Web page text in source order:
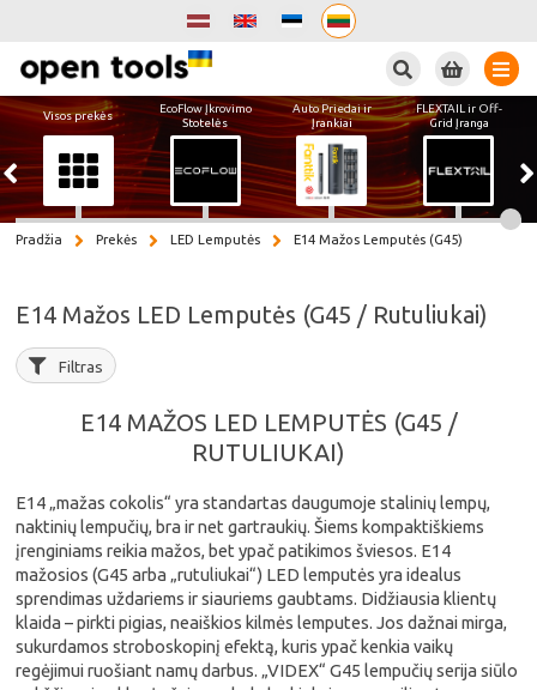
Visos prekės
EcoFlow Įkrovimo
Stotelės
Auto Priedai ir
Įrankiai
FLEXTAIL ir Off-
Grid Įranga
Pradžia Prekės LED Lemputės E14 Mažos Lemputės (G45)
E14 Mažos LED Lemputės (G45 / Rutuliukai)
Filtras
E14 MAŽOS LED LEMPUTĖS (G45 /
RUTULIUKAI)
E14 „mažas cokolis“ yra standartas daugumoje stalinių lempų,
naktinių lempučių, bra ir net gartraukių. Šiems kompaktiškiems
įrenginiams reikia mažos, bet ypač patikimos šviesos. E14
mažosios (G45 arba „rutuliukai“) LED lemputės yra idealus
sprendimas uždariems ir siauriems gaubtams. Didžiausia klientų
klaida – pirkti pigias, neaiškios kilmės lemputes. Jos dažnai mirga,
sukurdamos stroboskopinį efektą, kuris ypač kenkia vaikų
regėjimui ruošiant namų darbus. „VIDEX“ G45 lempučių serija siūlo